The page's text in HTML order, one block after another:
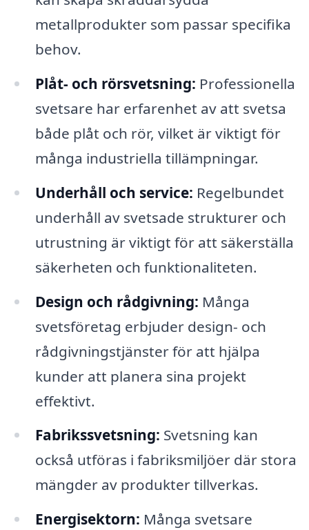
metallprodukter som passar specifika
behov.
Plåt- och rörsvetsning: Professionella
svetsare har erfarenhet av att svetsa
både plåt och rör, vilket är viktigt för
många industriella tillämpningar.
Underhåll och service: Regelbundet
underhåll av svetsade strukturer och
utrustning är viktigt för att säkerställa
säkerheten och funktionaliteten.
Design och rådgivning: Många
svetsföretag erbjuder design- och
rådgivningstjänster för att hjälpa
kunder att planera sina projekt
effektivt.
Fabrikssvetsning: Svetsning kan
också utföras i fabriksmiljöer där stora
mängder av produkter tillverkas.
Energisektorn: Många svetsare